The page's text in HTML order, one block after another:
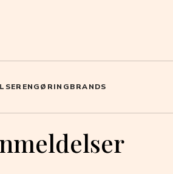
RENGØRINGBRANDS